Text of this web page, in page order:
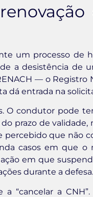
um processo de
a desistência de
— o Registro
entrada na
O condutor pode
prazo de validade,
que não
casos em que o
em que
durante a defesa.
a “cancelar a